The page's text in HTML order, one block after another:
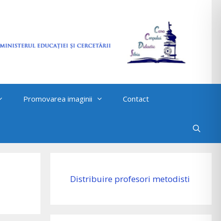
Promovarea imaginii Contact
Distribuire profesori metodisti